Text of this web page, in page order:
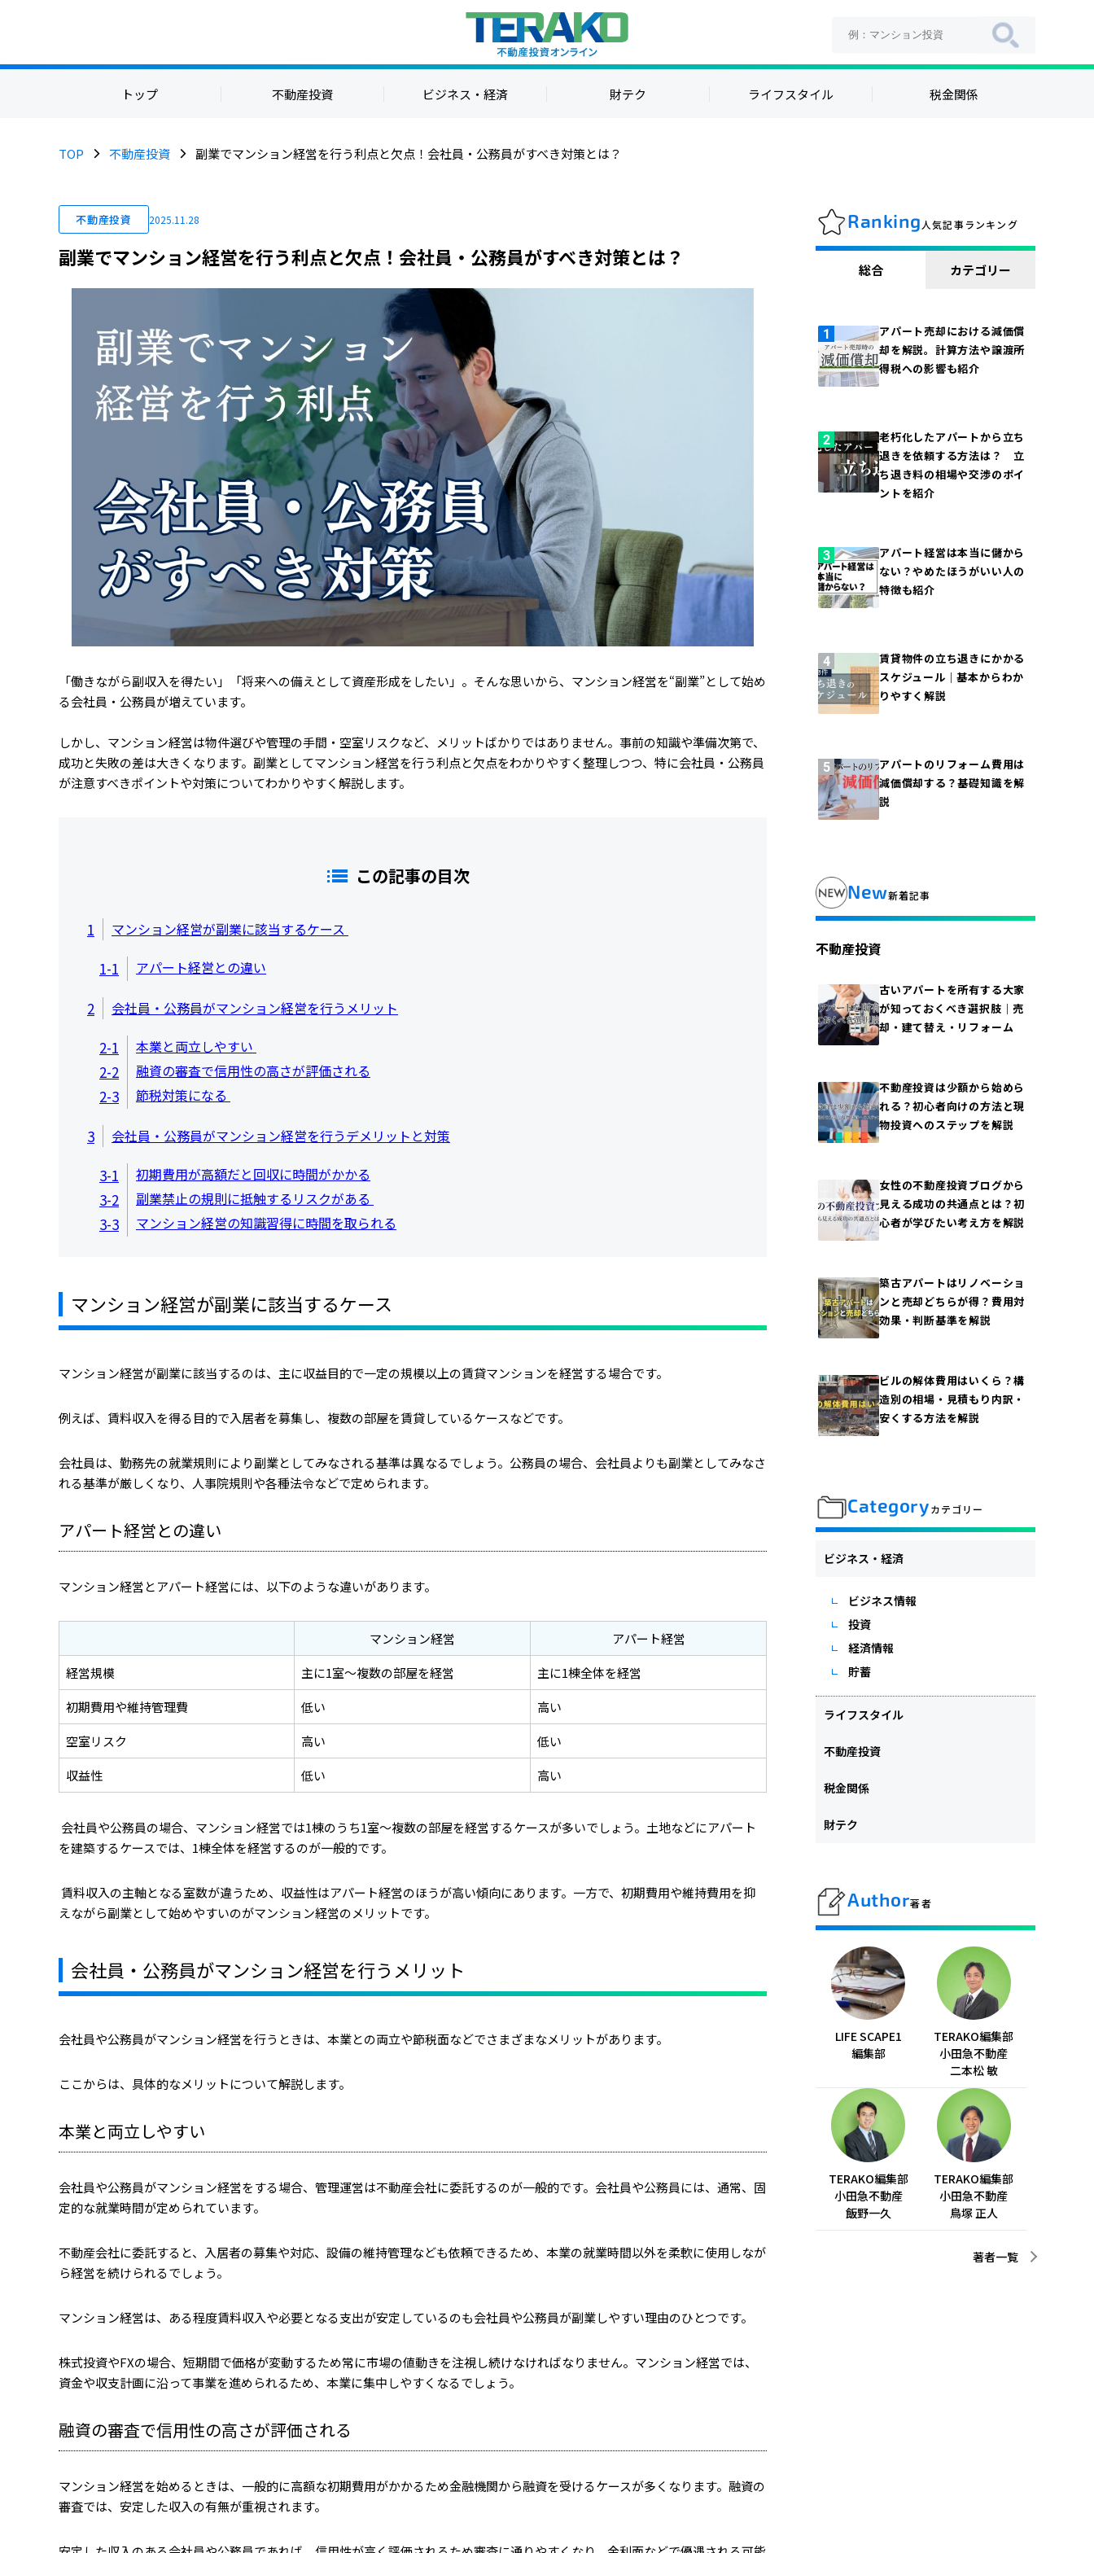
トップ 不動産投資 ビジネス・経済 財テク ライフスタイル 税金関係
TOP 不動産投資 副業でマンション経営を行う利点と欠点！会社員・公務員がすべき対策とは？
不動産投資 2025.11.28
副業でマンション経営を行う利点と欠点！会社員・公務員がすべき対策とは？
「働きながら副収入を得たい」「将来への備えとして資産形成をしたい」。そんな思いから、マンション経営を“副業”として始め
る会社員・公務員が増えています。
しかし、マンション経営は物件選びや管理の手間・空室リスクなど、メリットばかりではありません。事前の知識や準備次第で、
成功と失敗の差は大きくなります。副業としてマンション経営を行う利点と欠点をわかりやすく整理しつつ、特に会社員・公務員
が注意すべきポイントや対策についてわかりやすく解説します。
この記事の目次
1 マンション経営が副業に該当するケース
1-1 アパート経営との違い
2 会社員・公務員がマンション経営を行うメリット
2-1 本業と両立しやすい
2-2 融資の審査で信用性の高さが評価される
2-3 節税対策になる
3 会社員・公務員がマンション経営を行うデメリットと対策
3-1 初期費用が高額だと回収に時間がかかる
3-2 副業禁止の規則に抵触するリスクがある
3-3 マンション経営の知識習得に時間を取られる
マンション経営が副業に該当するケース
マンション経営が副業に該当するのは、主に収益目的で一定の規模以上の賃貸マンションを経営する場合です。
例えば、賃料収入を得る目的で入居者を募集し、複数の部屋を賃貸しているケースなどです。
会社員は、勤務先の就業規則により副業としてみなされる基準は異なるでしょう。 公務員の場合、会社員よりも副業としてみなさ
れる基準が厳しくなり、人事院規則や各種法令などで定められます。
アパート経営との違い
マンション経営とアパート経営には、以下のような違いがあります。
マンション経営
アパート経営
経営規模
主に1室～複数の部屋を経営
主に1棟全体を経営
初期費用や維持管理費
低い
高い
空室リスク
高い
低い
収益性
低い 高い
会社員や公務員の場合、マンション経営では1棟のうち1室～複数の部屋を経営するケースが多いでしょう。 土地などにアパート
を建築するケースでは、1棟全体を経営するのが一般的です。
賃料収入の主軸となる室数が違うため、収益性はアパート経営のほうが高い傾向にあります。一方で、初期費用や維持費用を抑
えながら副業として始めやすいのがマンション経営のメリットです。
会社員・公務員がマンション経営を行うメリット
会社員や公務員がマンション経営を行うときは、本業との両立や節税面などでさまざまなメリットがあります。
ここからは、具体的なメリットについて解説します。
本業と両立しやすい
会社員や公務員がマンション経営をする場合、管理運営は不動産会社に委託するのが一般的です。会社員や公務員には、通常、固
定的な就業時間が定められています。
不動産会社に委託すると、入居者の募集や対応、設備の維持管理なども依頼できるため、本業の就業時間以外を柔軟に使用しなが
ら経営を続けられるでしょう。
マンション経営は、ある程度賃料収入や必要となる支出が安定しているのも会社員や公務員が副業しやすい理由のひとつです。
株式投資やFXの場合、短期間で価格が変動するため常に市場の値動きを注視し続けなければなりません。マンション経営では、
資金や収支計画に沿って事業を進められるため、本業に集中しやすくなるでしょう。
融資の審査で信用性の高さが評価される
マンション経営を始めるときは、一般的に高額な初期費用がかかるため金融機関から融資を受けるケースが多くなります。融資の
審査では、安定した収入の有無が重視されます。
Ranking 人気記事ランキング
総合 カテゴリー
アパート売却における減価償
却を解説。計算方法や譲渡所
得税への影響も紹介
老朽化したアパートから立ち
退きを依頼する方法は？ 立
ち退き料の相場や交渉のポイ
ントを紹介
アパート経営は本当に儲から
ない？やめたほうがいい人の
特徴も紹介
賃貸物件の立ち退きにかかる
スケジュール｜基本からわか
りやすく解説
アパートのリフォーム費用は
減価償却する？基礎知識を解
説
New新着記事
不動産投資
古いアパートを所有する大家
が知っておくべき選択肢｜売
却・建て替え・リフォーム
不動産投資は少額から始めら
れる？初心者向けの方法と現
物投資へのステップを解説
女性の不動産投資ブログから
見える成功の共通点とは？初
心者が学びたい考え方を解説
築古アパートはリノベーショ
ンと売却どちらが得？費用対
効果・判断基準を解説
ビルの解体費用はいくら？構
造別の相場・見積もり内訳・
安くする方法を解説
Categoryカテゴリー
ビジネス・経済
ビジネス情報
投資
経済情報
貯蓄
ライフスタイル
不動産投資
税金関係
財テク
Author著者
LIFE SCAPE1
編集部
TERAKO編集部
小田急不動産
二本松 敏
TERAKO編集部
小田急不動産
飯野一久
TERAKO編集部
小田急不動産
鳥塚 正人
著者一覧